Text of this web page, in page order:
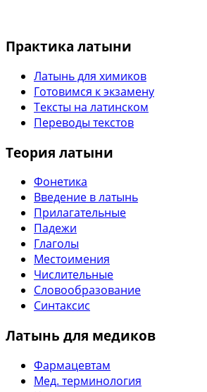
Практика латыни
Латынь для химиков
Готовимся к экзамену
Тексты на латинском
Переводы текстов
Теория латыни
Фонетика
Введение в латынь
Прилагательные
Падежи
Глаголы
Местоимения
Числительные
Словообразование
Синтаксис
Латынь для медиков
Фармацевтам
Мед. терминология